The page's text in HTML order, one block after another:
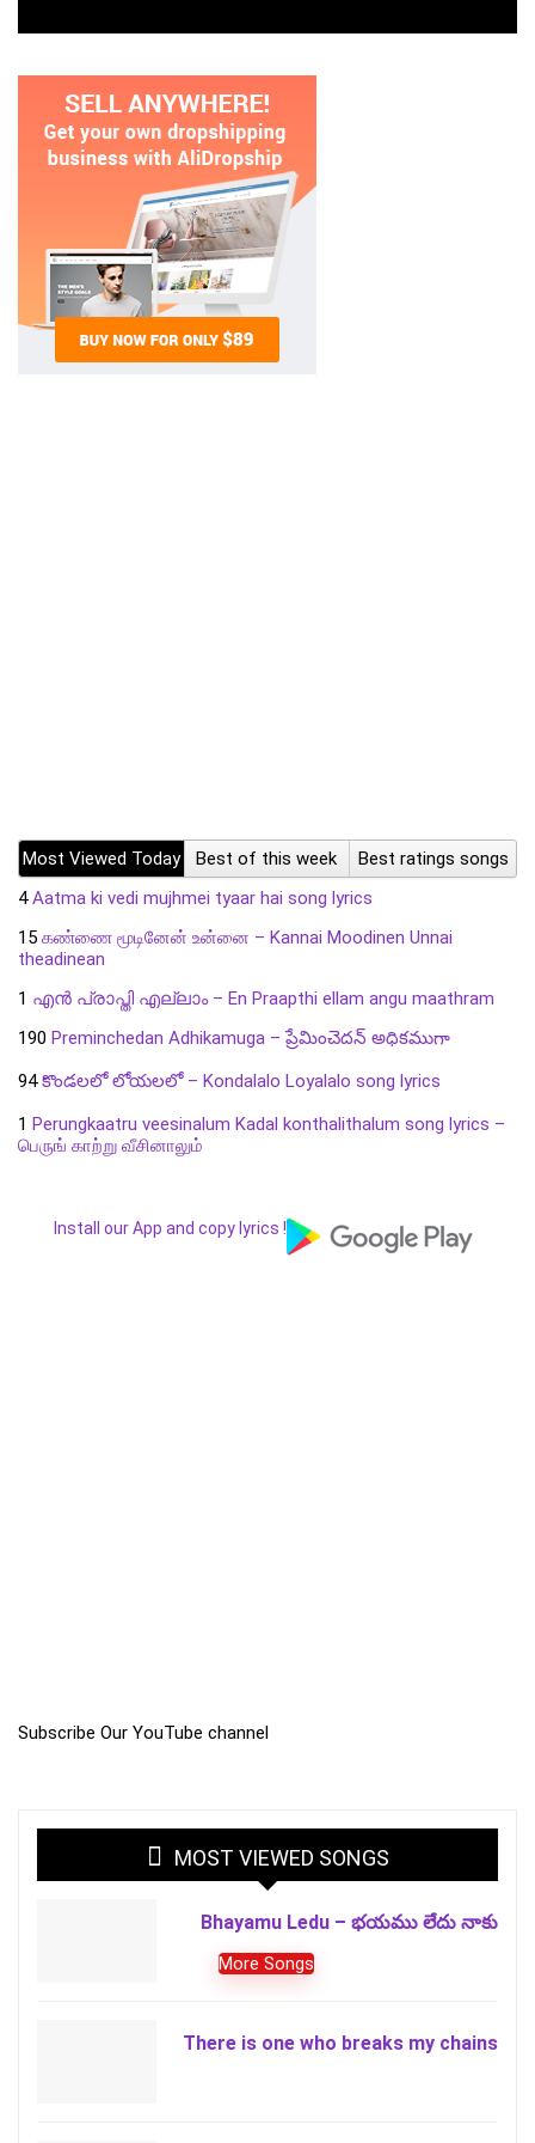
Most Viewed Today Best of this week
Best ratings songs
4 Aatma ki vedi mujhmei tyaar hai song lyrics
15 கண்ணை மூடினேன் உன்னை – Kannai Moodinen Unnai
theadinean
1 എൻ പ്രാപ്തി എല്ലാം – En Praapthi ellam angu maathram
190 Preminchedan Adhikamuga – ప్రేమించెదన్ అధికముగా
94 కొండలలో లోయలలో – Kondalalo Loyalalo song lyrics
1 Perungkaatru veesinalum Kadal konthalithalum song lyrics –
பெருங் காற்று வீசினாலும்
Install our App and copy lyrics !
Subscribe Our YouTube channel
MOST VIEWED SONGS
Bhayamu Ledu – భయము లేదు నాకు
More Songs
There is one who breaks my chains